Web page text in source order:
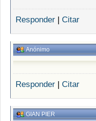
Responder | Citar
Anónimo
Responder | Citar
GIAN PIER